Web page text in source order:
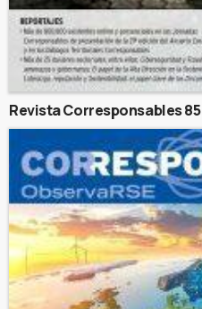
Revista Corresponsables 85